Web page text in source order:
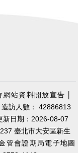
網站資料開放宣告
造訪人數： 42886813
新日期：2026-08-07
臺北市大安區新生
管會證期局電子地圖